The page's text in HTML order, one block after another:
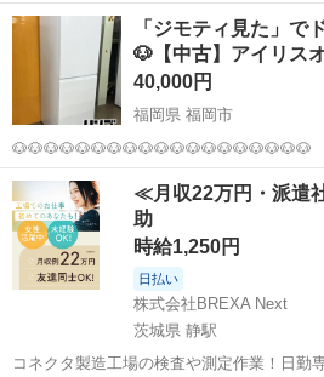
「ジモティ見た」で
🐶【中古】アイリス
40,000円
福岡県 福岡市
🐶🐶🐶🐶🐶🐶🐶🐶🐶🐶🐶🐶🐶🐶🐶🐶🐶🐶🐶 🐶 「ハンズクラフ
ト 博多店」 🐶 🐶🐶🐶🐶🐶🐶🐶🐶🐶🐶🐶🐶🐶🐶🐶🐶🐶🐶🐶🐶 ＜絶賛
イベント開催中‼‼＞ 🌈商品ご購入
ィ見...
福岡 福岡市 キッチン家電 IRSN
≪月収22万円・派遣
助
時給1,250円
日払い
株式会社BREXA Next
茨城県 静駅
コネクタ製造工場の検査や測定作業！日勤